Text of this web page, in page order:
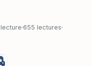
655 lectures